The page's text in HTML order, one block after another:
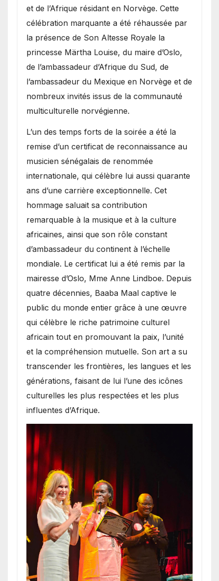
et de l’Afrique résidant en Norvège. Cette
célébration marquante a été réhaussée par
la présence de Son Altesse Royale la
princesse Märtha Louise, du maire d’Oslo,
de l’ambassadeur d’Afrique du Sud, de
l’ambassadeur du Mexique en Norvège et de
nombreux invités issus de la communauté
multiculturelle norvégienne.
​L’un des temps forts de la soirée a été la
remise d’un certificat de reconnaissance au
musicien sénégalais de renommée
internationale, qui célèbre lui aussi quarante
ans d’une carrière exceptionnelle. Cet
hommage saluait sa contribution
remarquable à la musique et à la culture
africaines, ainsi que son rôle constant
d’ambassadeur du continent à l’échelle
mondiale. Le certificat lui a été remis par la
mairesse d’Oslo, Mme Anne Lindboe. Depuis
quatre décennies, Baaba Maal captive le
public du monde entier grâce à une œuvre
qui célèbre le riche patrimoine culturel
africain tout en promouvant la paix, l’unité
et la compréhension mutuelle. Son art a su
transcender les frontières, les langues et les
générations, faisant de lui l’une des icônes
culturelles les plus respectées et les plus
influentes d’Afrique.